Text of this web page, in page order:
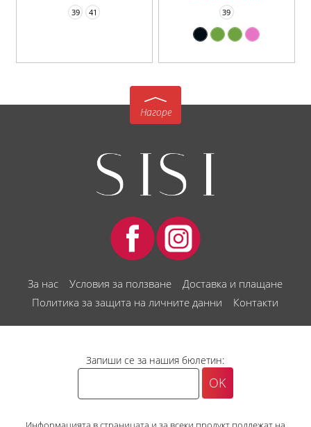
39 41 39
Нагоре
За нас Условия за ползване
Доставка и плащане
Политика за защита на личните данни
Контакти
Запиши се за нашия бюлетин: